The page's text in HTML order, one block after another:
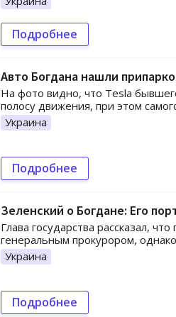
Подробнее
Авто Богдана нашли
На фото видно, что Tesla
полосу движения, при этом
Украина
Подробнее
Зеленский о Богдане: Его
Глава государства рассказал,
генеральным прокурором,
Украина
Подробнее